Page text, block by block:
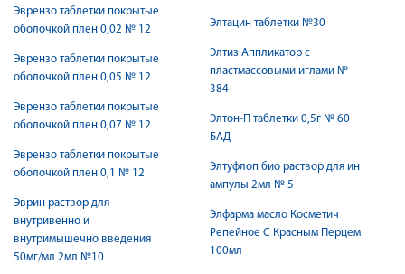
Эврензо таблетки покрытые
оболочкой плен 0,02 № 12
Эврензо таблетки покрытые
оболочкой плен 0,05 № 12
Эврензо таблетки покрытые
оболочкой плен 0,07 № 12
Эврензо таблетки покрытые
оболочкой плен 0,1 № 12
Эврин раствор для
внутривенно и
внутримышечно введения
50мг/мл 2мл №10
Элтацин таблетки №30
Элтиз Аппликатор с
пластмассовыми иглами №
384
Элтон-П таблетки 0,5г № 60
БАД
Элтуфлоп био раствор для ин
ампулы 2мл № 5
Элфарма масло Косметич
Репейное С Красным Перцем
100мл